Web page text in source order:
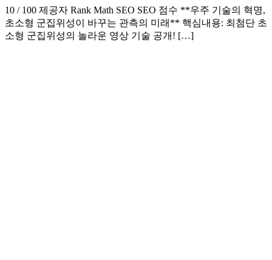
10 / 100 제공자 Rank Math SEO SEO 점수 **우주 기술의 혁명,
초소형 군집위성이 바꾸는 관측의 미래** 핵심내용: 최첨단 초
소형 군집위성의 놀라운 영상 기술 공개! […]